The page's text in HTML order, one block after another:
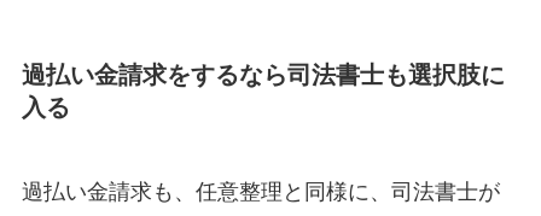
過払い金請求をするなら司法書士も選択肢に
入る
過払い金請求も、任意整理と同様に、司法書士が